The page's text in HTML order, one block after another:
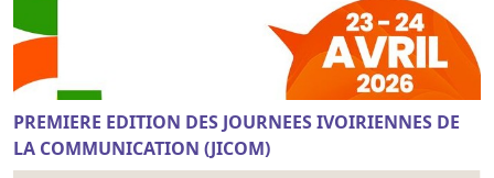
PREMIERE EDITION DES JOURNEES IVOIRIENNES DE
LA COMMUNICATION (JICOM)